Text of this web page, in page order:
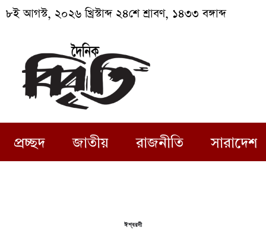
৮ই আগস্ট, ২০২৬ খ্রিস্টাব্দ ২৪শে শ্রাবণ, ১৪৩৩ বঙ্গাব্দ
প্রচ্ছদ জাতীয় রাজনীতি সারাদেশ
ঈশ্বরদী